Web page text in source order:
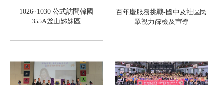
1026~1030 公式訪問韓國
355A釜山姊妹區
百年慶服務挑戰-國中及社區民
眾視力篩檢及宣導